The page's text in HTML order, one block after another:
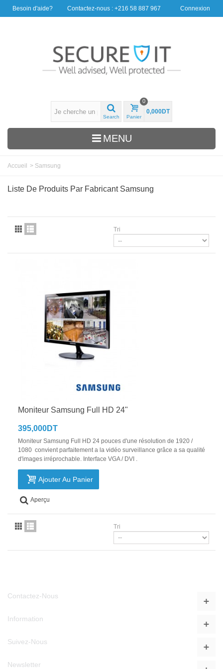
Besoin d'aide? Contactez-nous : +216 58 887 967 Connexion
Search Panier
0
0,000DT
MENU
Accueil > Samsung
Liste De Produits Par Fabricant Samsung
Tri
Moniteur Samsung Full HD 24"
395,000DT
Moniteur Samsung Full HD 24 pouces d'une résolution de 1920 /
1080 convient parfaitement a la vidéo surveillance grâce a sa qualité
d'images irréprochable. Interface VGA / DVI .
Ajouter Au Panier
Aperçu
Tri
Contactez-Nous
Information
Suivez-Nous
Newsletter